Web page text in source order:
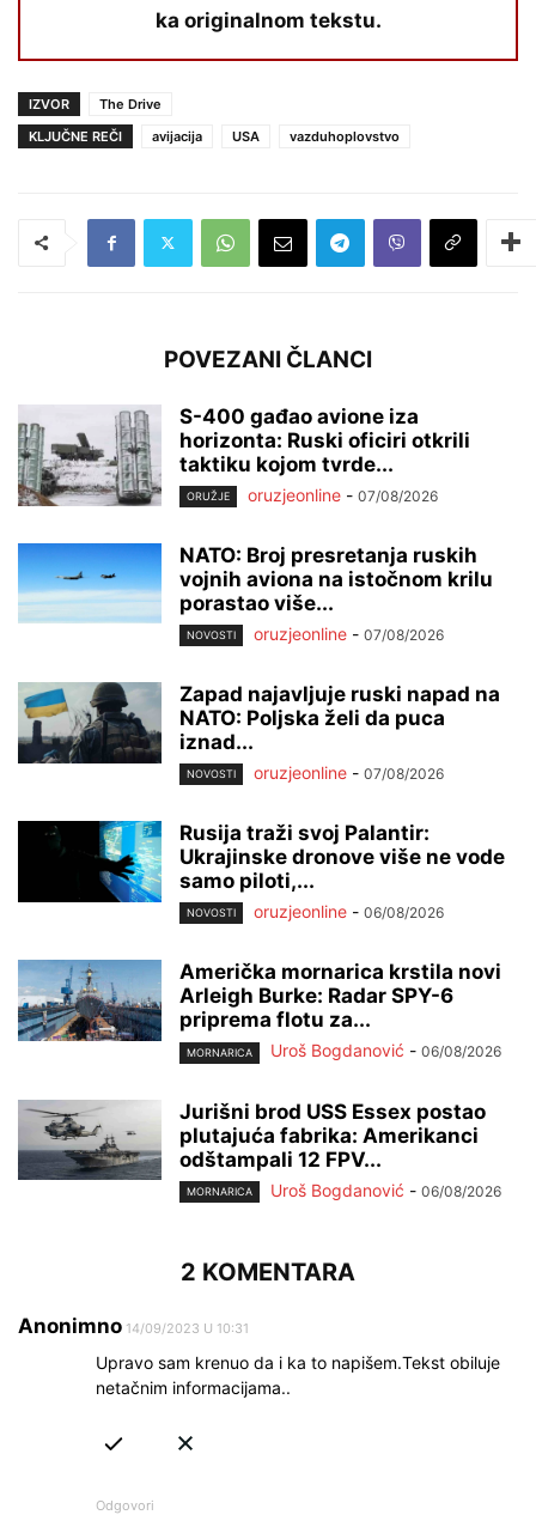
ka originalnom tekstu.
IZVOR
The Drive
KLJUČNE REČI
avijacija USA vazduhoplovstvo
POVEZANI ČLANCI
S-400 gađao avione iza
horizonta: Ruski oficiri otkrili
taktiku kojom tvrde...
ORUŽJE oruzjeonline - 07/08/2026
NATO: Broj presretanja ruskih
vojnih aviona na istočnom krilu
porastao više...
NOVOSTI oruzjeonline - 07/08/2026
Zapad najavljuje ruski napad na
NATO: Poljska želi da puca
iznad...
NOVOSTI oruzjeonline - 07/08/2026
Rusija traži svoj Palantir:
Ukrajinske dronove više ne vode
samo piloti,...
NOVOSTI oruzjeonline - 06/08/2026
Američka mornarica krstila novi
Arleigh Burke: Radar SPY-6
priprema flotu za...
MORNARICA Uroš Bogdanović - 06/08/2026
Jurišni brod USS Essex postao
plutajuća fabrika: Amerikanci
odštampali 12 FPV...
MORNARICA Uroš Bogdanović - 06/08/2026
2 KOMENTARA
Anonimno 14/09/2023 U 10:31
Upravo sam krenuo da i ka to napišem.Tekst obiluje
netačnim informacijama..
Odgovori